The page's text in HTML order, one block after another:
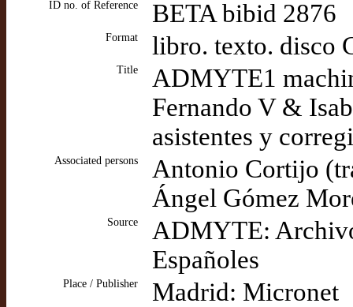
ID no. of Reference BETA bibid 2876
Format libro. texto. disco
Title
ADMYTE1
Fernando V &
asistentes y
Associated persons
Antonio Cortijo
Ángel Gómez
Source
ADMYTE:
Españoles
Place / Publisher Madrid: Micronet